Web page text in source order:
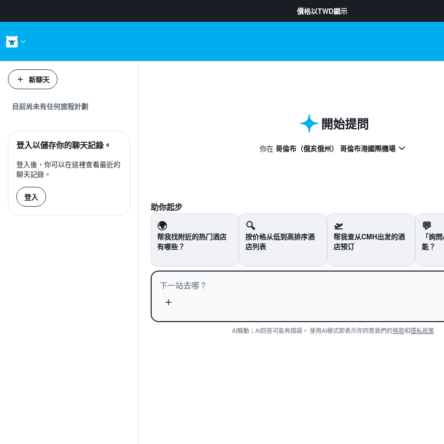
價格以TWD顯示
新聊天
目前尚未有任何旅程計劃
登入以儲存你的聊天記錄。
登入後，你可以在這裡查看最近的
聊天記錄。
登入
開始提問
你在 哥倫布（俄亥俄州） 哥倫布港國際機場
助你起步
🌍
帮我找附近的热门酒店
有哪些？
🔍
按价格从低到高排序酒
店列表
🛫
帮我查从CMH出发的酒
店预订
💬
「詢
能？
AI驅動；AI回答可能有錯誤。 使用AI模式即表示你同意我們的條款和隱私政策